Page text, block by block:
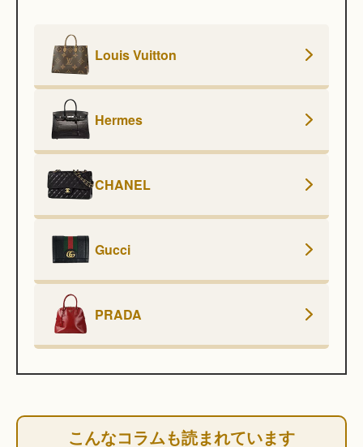
Louis Vuitton
Hermes
CHANEL
Gucci
PRADA
こんなコラムも読まれています